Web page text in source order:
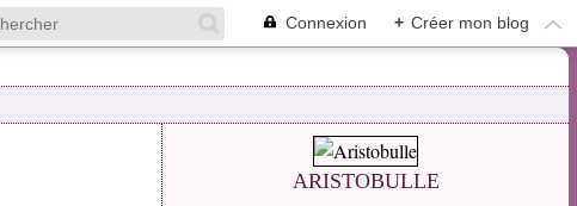
Connexion + Créer mon blog
ARISTOBULLE